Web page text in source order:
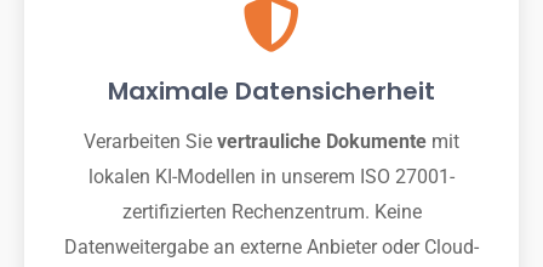
Maximale Datensicherheit
Verarbeiten Sie vertrauliche Dokumente mit
lokalen KI-Modellen in unserem ISO 27001-
zertifizierten Rechenzentrum. Keine
Datenweitergabe an externe Anbieter oder Cloud-